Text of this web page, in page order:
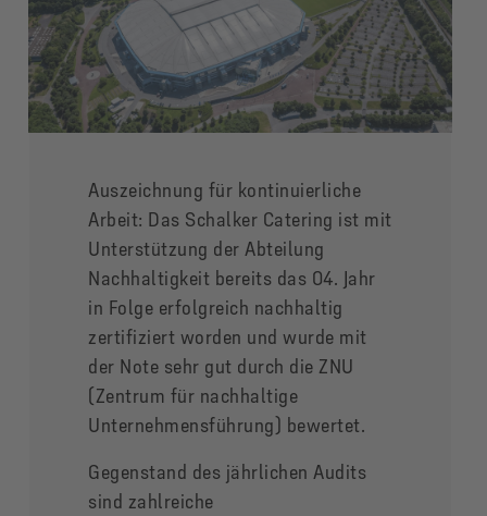
Auszeichnung für kontinuierliche
Arbeit: Das Schalker Catering ist mit
Unterstützung der Abteilung
Nachhaltigkeit bereits das 04. Jahr
in Folge erfolgreich nachhaltig
zertifiziert worden und wurde mit
der Note sehr gut durch die ZNU
(Zentrum für nachhaltige
Unternehmensführung) bewertet.
Gegenstand des jährlichen Audits
sind zahlreiche